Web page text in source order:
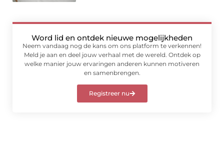
Word lid en ontdek nieuwe mogelijkheden
Neem vandaag nog de kans om ons platform te verkennen!
Meld je aan en deel jouw verhaal met de wereld. Ontdek op
welke manier jouw ervaringen anderen kunnen motiveren
en samenbrengen.
Registreer nu